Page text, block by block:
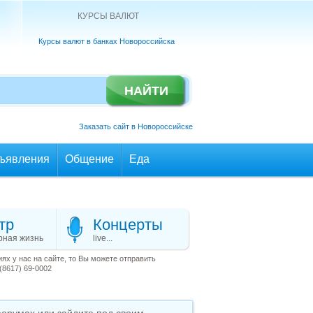
КУРСЫ ВАЛЮТ
Курсы валют в банках Новороссийска
Заказать сайт в Новороссийске
Общение Еда
жизнь
Концерты
live...
у нас на сайте, то Вы можете отправить
69-0002